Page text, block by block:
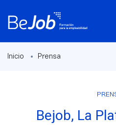
Inicio Prensa
Bejob, La